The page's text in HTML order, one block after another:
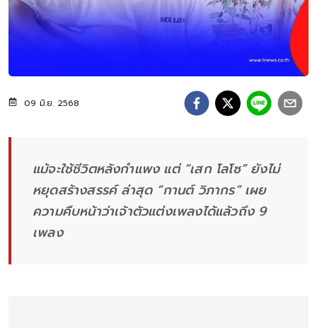
09 มิ.ย. 2568
แม้จะใช้ชีวิตหลังกำแพง แต่ “เสก โลโซ” ยังไม่
หยุดสร้างสรรค์ ล่าสุด “กานต์ วิภากร” เผย
ความคืบหน้าว่าเจ้าตัวแต่งเพลงได้แล้วถึง 9
เพลง